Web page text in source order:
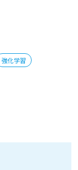
強化学習